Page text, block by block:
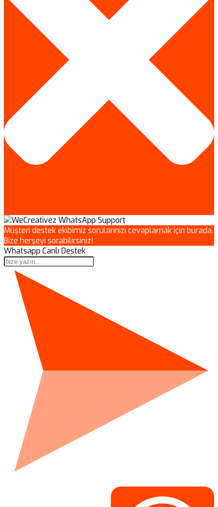
Müşteri destek ekibimiz sorularınızı cevaplamak için burada.
Bize herşeyi sorabilirsiniz!
Whatsapp Canlı Destek